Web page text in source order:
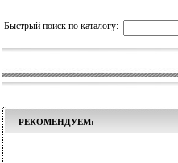
Быстрый поиск по каталогу:
РЕКОМЕНДУЕМ: